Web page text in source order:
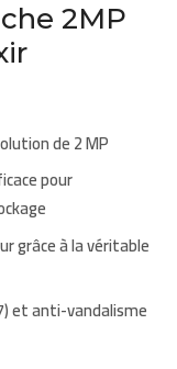
2MP
de 2 MP
pour
grâce à la véritable
et anti-vandalisme